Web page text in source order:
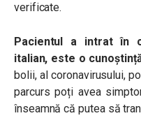
verificate.
Pacientul a intrat în
italian, este o
bolii, al coronavirusului,
parcurs poți avea
înseamnă că putea să